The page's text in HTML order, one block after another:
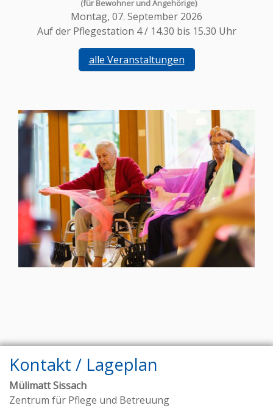
Montag, 07. September 2026
Auf der Pflegestation 4 / 14.30 bis 15.30 Uhr
alle Veranstaltungen
Kontakt / Lageplan
Mülimatt Sissach
Zentrum für Pflege und Betreuung